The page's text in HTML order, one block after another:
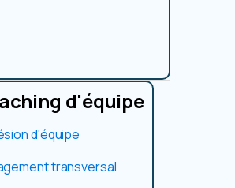
d'équipe
d'équipe
transversal